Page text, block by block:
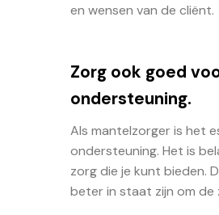
en wensen van de cliënt.
Zorg ook goed
ondersteuning.
Als mantelzorger is het
ondersteuning. Het is
zorg die je kunt bieden.
beter in staat zijn om de